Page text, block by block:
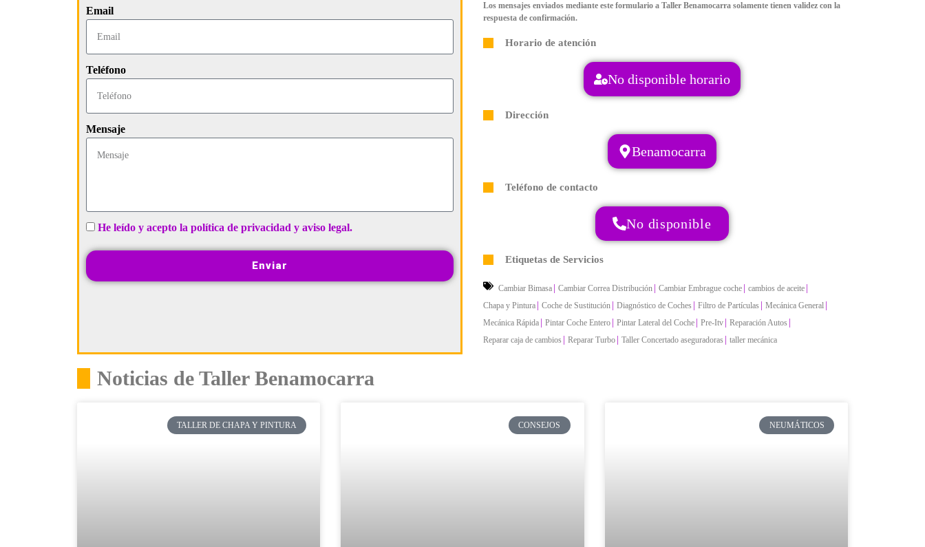
Email
Teléfono
Mensaje
He leído y acepto la política de privacidad y aviso legal.
Enviar
Los mensajes enviados mediante este formulario a Taller Benamocarra solamente tienen validez con la
respuesta de confirmación.
Horario de atención
No disponible horario
Dirección
Benamocarra
Teléfono de contacto
No disponible
Etiquetas de Servicios
Cambiar Bimasa Cambiar Correa Distribución Cambiar Embrague coche cambios de aceite
Chapa y Pintura Coche de Sustitución Diagnóstico de Coches Filtro de Partículas Mecánica General
Mecánica Rápida Pintar Coche Entero Pintar Lateral del Coche Pre-Itv Reparación Autos
Reparar caja de cambios Reparar Turbo Taller Concertado aseguradoras taller mecánica
Noticias de Taller Benamocarra
TALLER DE CHAPA Y PINTURA CONSEJOS NEUMÁTICOS